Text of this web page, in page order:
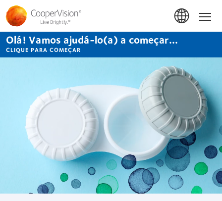
Passar
para
conteúdo
principal
Início
Olá! Vamos ajudá-lo(a) a começar...
CLIQUE PARA COMEÇAR